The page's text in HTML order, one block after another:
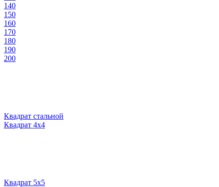
140
150
160
170
180
190
200
Квадрат стальной
Квадрат 4х4
Квадрат 5х5